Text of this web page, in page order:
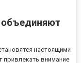
объединяют
настоящими
внимание